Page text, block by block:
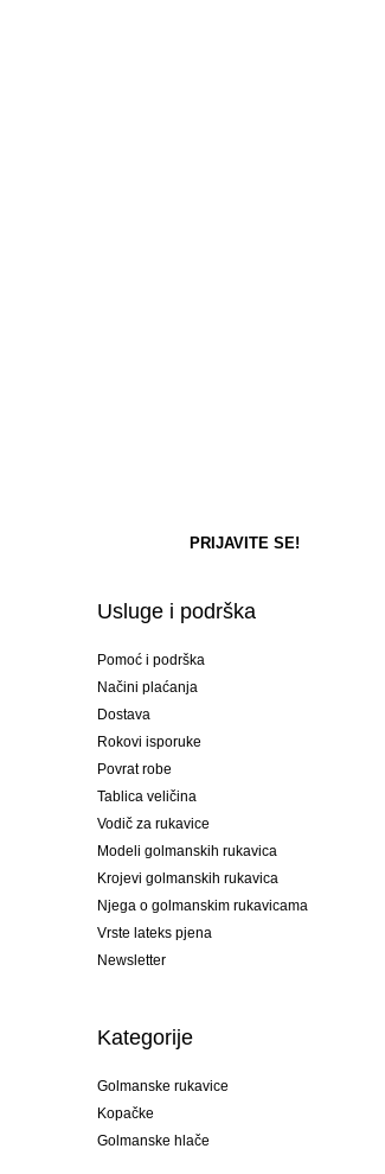
Usluge i podrška
Pomoć i podrška
Načini plaćanja
Dostava
Rokovi isporuke
Povrat robe
Tablica veličina
Vodič za rukavice
Modeli golmanskih rukavica
Krojevi golmanskih rukavica
Njega o golmanskim rukavicama
Vrste lateks pjena
Newsletter
Kategorije
Golmanske rukavice
Kopačke
Golmanske hlače